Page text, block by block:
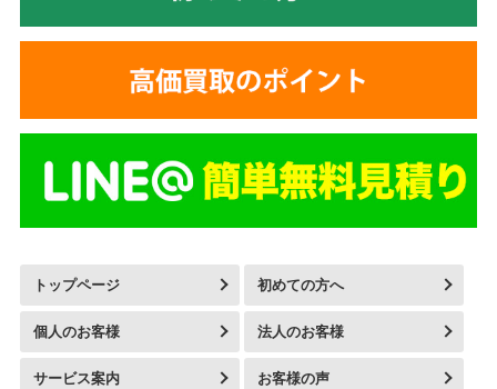
トップページ 初めての方へ
個人のお客様 法人のお客様
サービス案内 お客様の声